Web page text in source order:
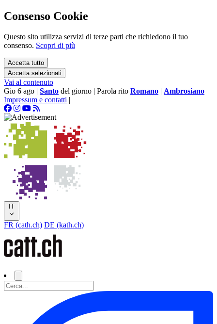
Consenso Cookie
Questo sito utilizza servizi di terze parti che richiedono il tuo
consenso. Scopri di più
Accetta tutto
Accetta selezionati
Vai al contenuto
Gio 6 ago | Santo del giorno | Parola rito Romano | Ambrosiano
Impressum e contatti |
IT
FR (cath.ch) DE (kath.ch)